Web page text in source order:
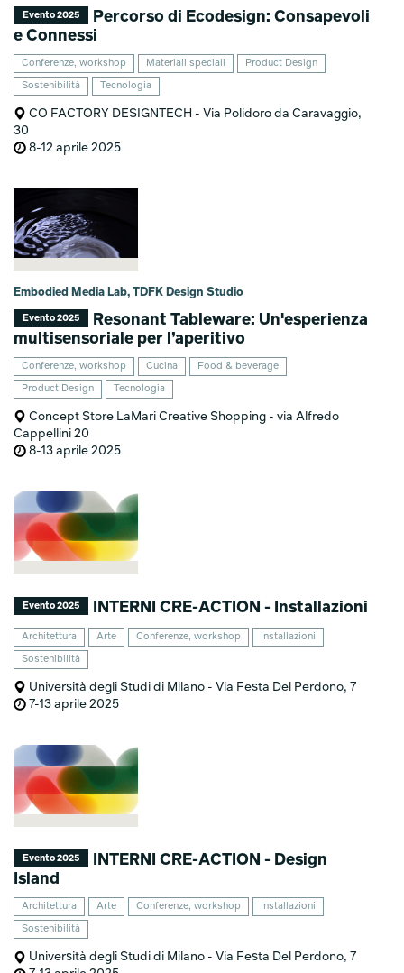
Evento 2025
Percorso di Ecodesign: Consapevoli
e Connessi
Conferenze, workshop Materiali speciali Product Design
Sostenibilità Tecnologia
CO FACTORY DESIGNTECH - Via Polidoro da Caravaggio,
30
8-12 aprile 2025
Embodied Media Lab, TDFK Design Studio
Evento 2025
Resonant Tableware: Un'esperienza
multisensoriale per l’aperitivo
Conferenze, workshop Cucina Food & beverage
Product Design Tecnologia
Concept Store LaMari Creative Shopping - via Alfredo
Cappellini 20
8-13 aprile 2025
Evento 2025 INTERNI CRE-ACTION - Installazioni
Architettura Arte Conferenze, workshop Installazioni
Sostenibilità
Università degli Studi di Milano - Via Festa Del Perdono, 7
7-13 aprile 2025
Evento 2025
INTERNI CRE-ACTION - Design
Island
Architettura Arte Conferenze, workshop Installazioni
Sostenibilità
Università degli Studi di Milano - Via Festa Del Perdono, 7